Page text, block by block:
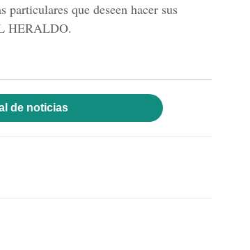
particulares que deseen hacer sus
HERALDO.
de noticias